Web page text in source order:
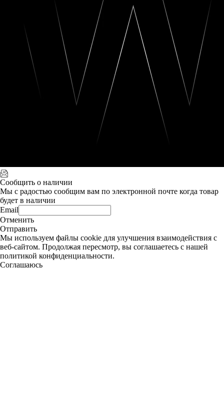
Сообщить о наличии
Мы с радостью сообщим вам по электронной почте когда товар
будет в наличии
Email
Отменить
Отправить
Мы используем файлы cookie для улучшения взаимодействия с
веб-сайтом. Продолжая пересмотр, вы соглашаетесь с нашей
политикой конфиденциальности.
Соглашаюсь